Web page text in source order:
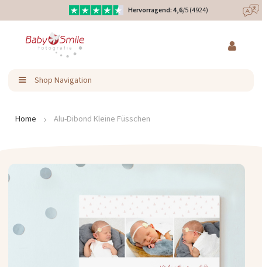
Hervorragend: 4,6/5 (4924)
Ratenzahlung & Kauf auf Rechnung möglich
Inhalt
Shop Navigation
Home Alu-Dibond Kleine Füsschen
Ende